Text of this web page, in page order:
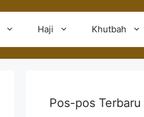
Haji Khutbah
Pos-pos Terbaru